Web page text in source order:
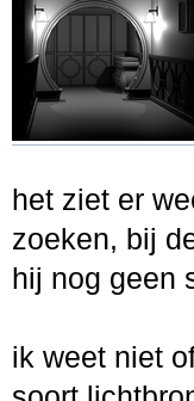
het ziet er
zoeken, bij
hij nog geen
ik weet niet